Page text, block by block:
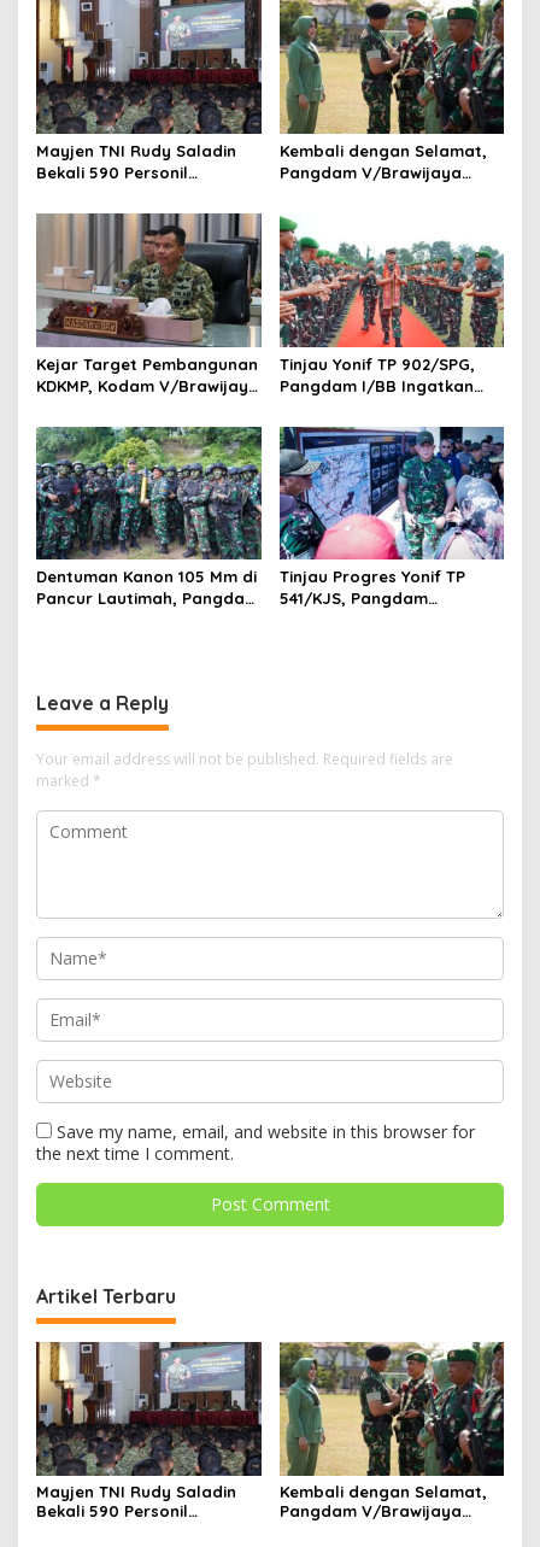
Mayjen TNI Rudy Saladin
Bekali 590 Personil
TP Jajaran Kodam
Kembali dengan Selamat,
Pangdam V/Brawijaya
Satgas Yonif 521/DY di
Perbatasan RI-PNG
Kejar Target Pembangunan
KDKMP, Kodam V/Brawijaya
Lapangan
Tinjau Yonif TP 902/SPG,
Pangdam I/BB Ingatkan
Marwah TNI
Dentuman Kanon 105 Mm di
Pancur Lautimah, Pangdam
Tinjau Progres Yonif TP
541/KJS, Pangdam
Leave a Reply
Your email address will not be published. Required fields are
marked *
Save my name, email, and website in this browser for
the next time I comment.
Artikel Terbaru
Mayjen TNI Rudy Saladin
Bekali 590 Personil
Kembali dengan Selamat,
Pangdam V/Brawijaya